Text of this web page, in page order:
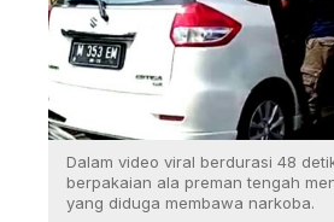
Dalam video viral berdurasi 48
berpakaian ala preman tengah
yang diduga membawa narkoba.